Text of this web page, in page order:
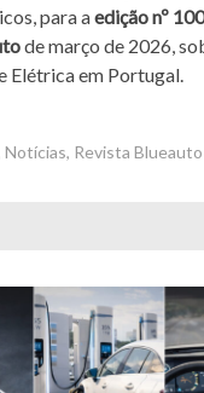
para aedição nº 100
de março de 2026,
Elétrica em Portugal.
Notícias, Revista Blueauto